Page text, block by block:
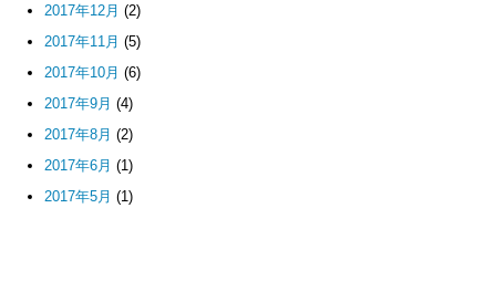
2017年12月 (2)
2017年11月 (5)
2017年10月 (6)
2017年9月 (4)
2017年8月 (2)
2017年6月 (1)
2017年5月 (1)